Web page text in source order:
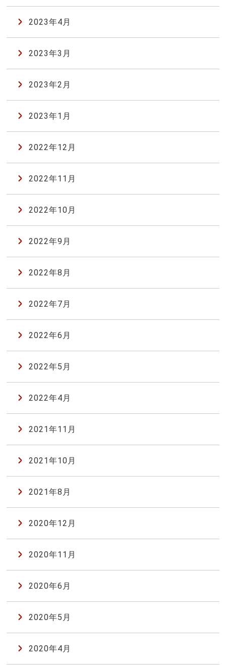
2023年4月
2023年3月
2023年2月
2023年1月
2022年12月
2022年11月
2022年10月
2022年9月
2022年8月
2022年7月
2022年6月
2022年5月
2022年4月
2021年11月
2021年10月
2021年8月
2020年12月
2020年11月
2020年6月
2020年5月
2020年4月